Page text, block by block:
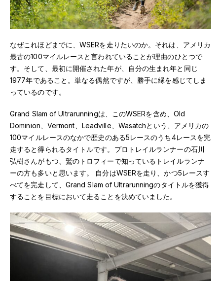
なぜこれほどまでに、WSERを走りたいのか。それは、アメリカ
最古の100マイルレースと言われていることが理由のひとつで
す。そして、最初に開催された年が、自分の生まれ年と同じ
1977年であること。単なる偶然ですが、勝手に縁を感じてしま
っているのです。
Grand Slam of Ultrarunningは、このWSERを含め、Old
Dominion、Vermont、Leadville、Wasatchという、アメリカの
100マイルレースのなかで歴史のある5レースのうち4レースを完
走すると得られるタイトルです。プロトレイルランナーの石川
弘樹さんがもつ、鷲のトロフィーで知っているトレイルランナ
ーの方も多いと思います。 自分はWSERを走り、かつ5レースす
べてを完走して、Grand Slam of Ultrarunningのタイトルを獲得
することを目標において走ることを決めていました。